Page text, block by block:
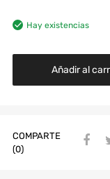
Hay existencias
Añadir al
COMPARTE
(0)